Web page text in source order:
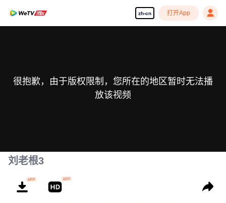
zh-cn 打开App
很抱歉，由于版权限制，您所在的地区暂时无法播
放该视频
刘老根3